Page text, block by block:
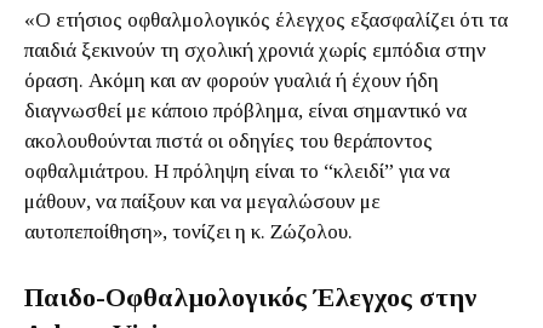
«Ο ετήσιος οφθαλμολογικός έλεγχος εξασφαλίζει ότι τα
παιδιά ξεκινούν τη σχολική χρονιά χωρίς εμπόδια στην
όραση. Ακόμη και αν φορούν γυαλιά ή έχουν ήδη
διαγνωσθεί με κάποιο πρόβλημα, είναι σημαντικό να
ακολουθούνται πιστά οι οδηγίες του θεράποντος
οφθαλμιάτρου. Η πρόληψη είναι το “κλειδί” για να
μάθουν, να παίξουν και να μεγαλώσουν με
αυτοπεποίθηση», τονίζει η κ. Ζώζολου.
Παιδο-Οφθαλμολογικός Έλεγχος στην